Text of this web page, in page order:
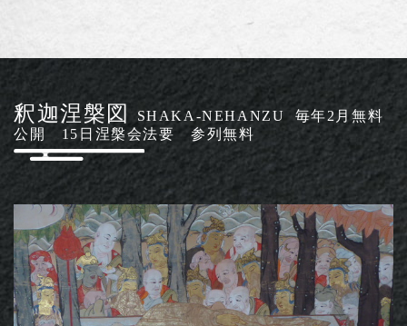
釈迦涅槃図
SHAKA-NEHANZU 毎年2月無料
公開 15日涅槃会法要 参列無料